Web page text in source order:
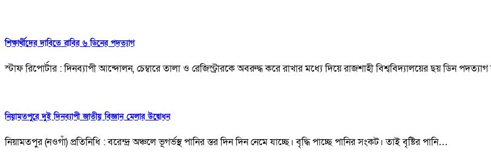
শিক্ষার্থীদের দাবিতে রাবির ৬ ডিনের পদত্যাগ
স্টাফ রিপোর্টার : দিনব্যাপী আন্দোলন, চেম্বারে তালা ও রেজিস্ট্রারকে অবরুদ্ধ করে রাখার মধ্যে দিয়ে রাজশাহী বিশ্ববিদ্যালয়ের ছয় ডিন
নিয়ামতপুরে দুই দিনব্যাপী জাতীয় বিজ্ঞান মেলার উদ্বোধন
নিয়ামতপুর (নওগাঁ) প্রতিনিধি : বরেন্দ্র অঞ্চলে ভূগর্ভস্থ পানির স্তর দিন দিন নেমে যাচ্ছে। বৃদ্ধি পাচ্ছে পানির সংকট। তাই বৃষ্টির পানি…